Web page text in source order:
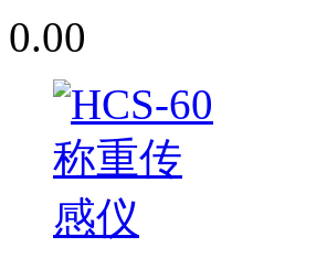
0.00